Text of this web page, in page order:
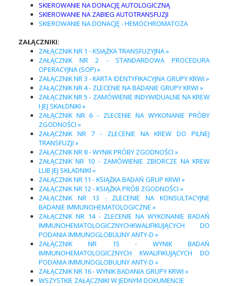
SKIEROWANIE NA DONACJĘ AUTOLOGICZNĄ
SKIEROWANIE NA ZABIEG AUTOTRANSFUZJI
SKIEROWANIE NA DONACJĘ - HEMOCHROMATOZA
ZAŁĄCZNIKI:
ZAŁĄCZNIK NR 1 - KSIĄŻKA TRANSFUZYJNA »
ZAŁĄCZNIK NR 2 - STANDARDOWA PROCEDURA
OPERACYJNA (SOP) »
ZAŁĄCZNIK NR 3 - KARTA IDENTYFIKACYJNA GRUPY KRWI »
ZAŁĄCZNIK NR 4 - ZLECENIE NA BADANIE GRUPY KRWI »
ZAŁĄCZNIK NR 5 - ZAMÓWIENIE INDYWIDUALNE NA KREW
I JEJ SKAŁDNIKI »
ZAŁĄCZNIK NR 6 - ZLECENIE NA WYKONANIE PRÓBY
ZGODNOŚCI »
ZAŁĄCZNIK NR 7 - ZLECENIE NA KREW DO PILNEJ
TRANSFUZJI »
ZAŁĄCZNIK NR 8 - WYNIK PRÓBY ZGODNOŚCI »
ZAŁĄCZNIK NR 10 - ZAMÓWIENIE ZBIORCZE NA KREW
LUB JEJ SKŁADNIKI »
ZAŁĄCZNIK NR 11 - KSIĄŻKA BADAŃ GRUP KRWI »
ZAŁĄCZNIK NR 12 - KSIĄŻKA PRÓB ZGODNOŚCI »
ZAŁĄCZNIK NR 13 - ZLECENIE NA KONSULTACYJNE
BADANIE IMMUNOHEMATOLOGICZNE »
ZAŁĄCZNIK NR 14 - ZLECENIE NA WYKONANIE BADAŃ
IMMUNOHEMATOLOGICZNYCHKWALIFIKUJĄCYCH DO
PODANIA IMMUNOGLOBULINY ANTY-D »
ZAŁĄCZNIK NR 15 - WYNIK BADAŃ
IMMUNOHEMATOLOGICZNYCH KWALIFIKUJĄCYCH DO
PODANIA IMMUNOGLOBULINY ANTY-D »
ZAŁĄCZNIK NR 16 - WYNIK BADANIA GRUPY KRWI »
WSZYSTKIE ZAŁĄCZNIKI W JEDNYM DOKUMENCIE